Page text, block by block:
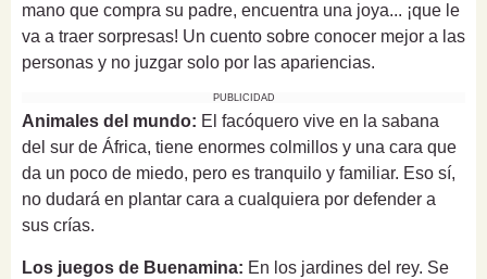
mano que compra su padre, encuentra una joya... ¡que le
va a traer sorpresas! Un cuento sobre conocer mejor a las
personas y no juzgar solo por las apariencias.
PUBLICIDAD
Animales del mundo: El facóquero vive en la sabana
del sur de África, tiene enormes colmillos y una cara que
da un poco de miedo, pero es tranquilo y familiar. Eso sí,
no dudará en plantar cara a cualquiera por defender a
sus crías.
Los juegos de Buenamina: En los jardines del rey. Se